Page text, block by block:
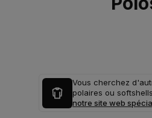
Vous cherchez
polaires ou
notre site web